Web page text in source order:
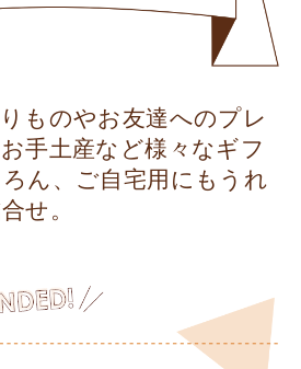
ものやお友達へのプレ
手土産など様々なギフ
ん、ご自宅用にもうれ
せ。